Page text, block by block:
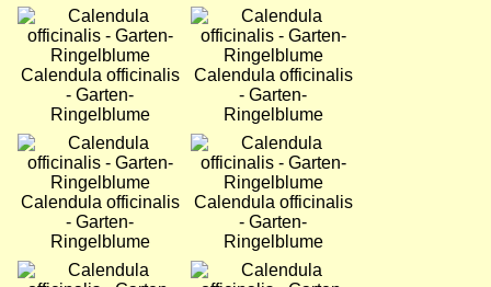
Bild
Calendula officinalis
- Garten-
Ringelblume
Bild
Calendula officinalis
- Garten-
Ringelblume
Bild
Calendula officinalis
- Garten-
Ringelblume
Bild
Calendula officinalis
- Garten-
Ringelblume
Bild
Bild